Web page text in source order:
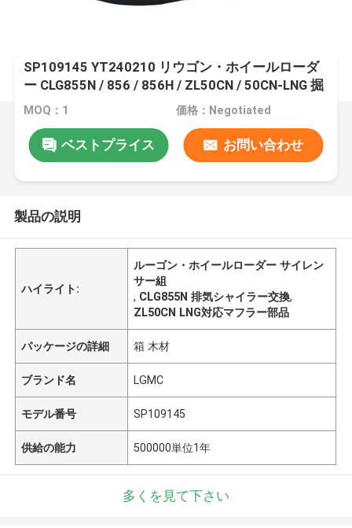
SP109145 YT240210 リウゴン・ホイールローダ
ー CLG855N / 856 / 856H / ZL50CN / 50CN-LNG 掘
削機 CLG920C/D 格付け機 CLG418のためのサイレ
MOQ：1 価格：Negotiated
ベストプライス お問い合わせ
製品の説明
ハイライト:
ルーゴン・ホイールローダー サイレン
サー組
, CLG855N 排気シャイラー交換,
ZL50CN LNG対応マフラー部品
パッケージの詳細 箱 木材
ブランド名 LGMC
モデル番号 SP109145
供給の能力 500000単位1年
多くを見て下さい